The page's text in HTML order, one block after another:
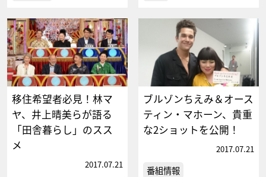
移住希望者必見！林マ
ヤ、井上晴美らが語る
「田舎暮らし」のスス
メ
2017.07.21
ブルゾンちえみ＆オース
ティン・マホーン、貴重
な2ショットを公開！
2017.07.21
番組情報